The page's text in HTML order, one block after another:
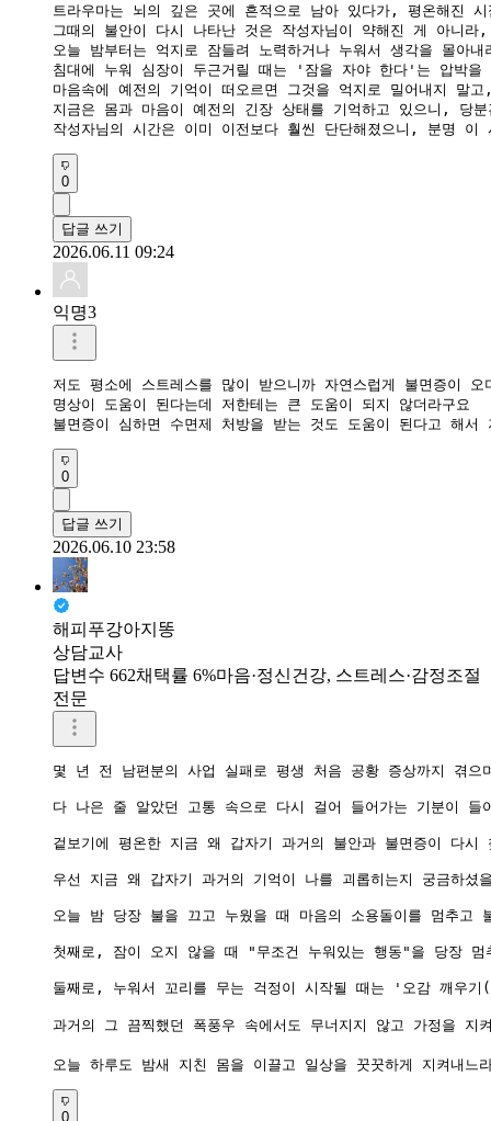
트라우마는 뇌의 깊은 곳에 흔적으로 남아 있다가, 평온해진
그때의 불안이 다시 나타난 것은 작성자님이 약해진 게 아니
오늘 밤부터는 억지로 잠들려 노력하거나 누워서 생각을 몰아
침대에 누워 심장이 두근거릴 때는 '잠을 자야 한다'는 압박을
마음속에 예전의 기억이 떠오르면 그것을 억지로 밀어내지
지금은 몸과 마음이 예전의 긴장 상태를 기억하고 있으니, 당
작성자님의 시간은 이미 이전보다 훨씬 단단해졌으니, 분명
0
답글 쓰기
2026.06.11 09:24
익명3
저도 평소에 스트레스를 많이 받으니까 자연스럽게 불면증이 오
명상이 도움이 된다는데 저한테는 큰 도움이 되지 않더라구요
불면증이 심하면 수면제 처방을 받는 것도 도움이 된다고 해서
0
답글 쓰기
2026.06.10 23:58
해피푸강아지똥
상담교사
답변수 662채택률 6%마음·정신건강, 스트레스·감정조절
전문
몇 년 전 남편분의 사업 실패로 평생 처음 공황 증상까지 겪으
다 나은 줄 알았던 고통 속으로 다시 걸어 들어가는 기분이
겉보기에 평온한 지금 왜 갑자기 과거의 불안과 불면증이 다
우선 지금 왜 갑자기 과거의 기억이 나를 괴롭히는지 궁금하
오늘 밤 당장 불을 끄고 누웠을 때 마음의 소용돌이를 멈추고
첫째로, 잠이 오지 않을 때 "무조건 누워있는 행동"을 당장 멈
둘째로, 누워서 꼬리를 무는 걱정이 시작될 때는 '오감 깨우
과거의 그 끔찍했던 폭풍우 속에서도 무너지지 않고 가정을
0